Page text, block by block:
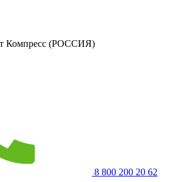
Компресс (РОССИЯ)
8 800 200 20 62